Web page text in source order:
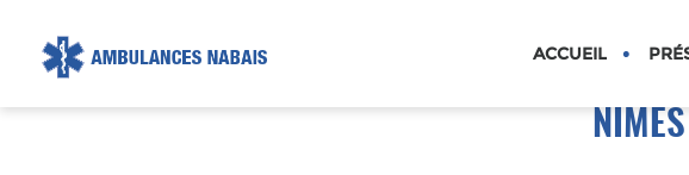
AMBULANCES
NABAIS
ACCUEIL